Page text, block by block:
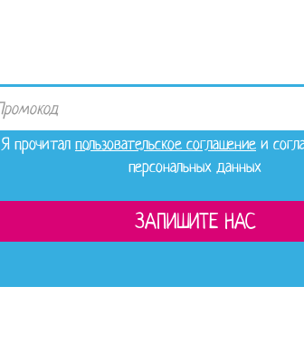
Я прочитал пользовательское соглашение и
персональных данных